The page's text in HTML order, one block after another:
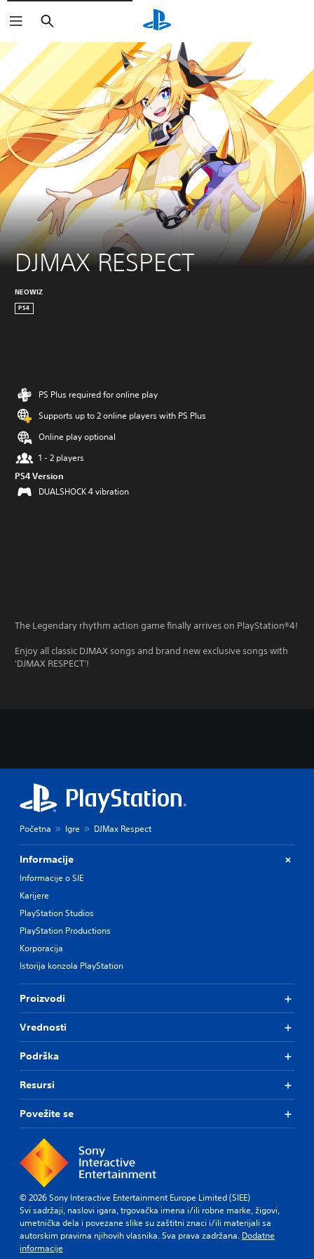
Pretraga
DJMAX RESPECT
NEOWIZ
PS4
PS Plus required for online play
Supports up to 2 online players with PS Plus
Online play optional
1 - 2 players
PS4 Version
DUALSHOCK 4 vibration
The Legendary rhythm action game finally arrives on PlayStation®4!
Enjoy all classic DJMAX songs and brand new exclusive songs with
'DJMAX RESPECT'!
Početna Igre DJMax Respect
Informacije
Informacije o SIE
Karijere
PlayStation Studios
PlayStation Productions
Korporacija
Istorija konzola PlayStation
Proizvodi
Vrednosti
Podrška
Resursi
Povežite se
© 2026 Sony Interactive Entertainment Europe Limited (SIEE)
Svi sadržaji, naslovi igara, trgovačka imena i/ili robne marke, žigovi,
umetnička dela i povezane slike su zaštitni znaci i/ili materijali sa
autorskim pravima njihovih vlasnika. Sva prava zadržana. Dodatne
informacije